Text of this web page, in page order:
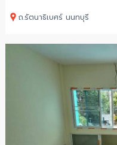
ถ.รัตนาธิเบศร์ นนทบุรี